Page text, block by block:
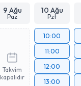
9 Ağu
Paz
10 Ağu
Pzt
Takvim
kapalıdır
10:00
11:00
12:00
13:00